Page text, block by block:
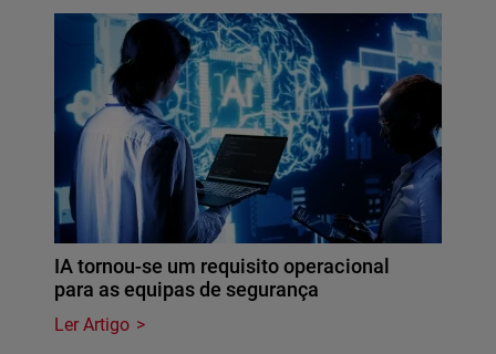
IA tornou-se um requisito operacional
para as equipas de segurança
Ler Artigo